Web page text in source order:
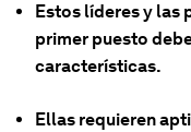
Estos líderes y las
primer puesto
características.
Ellas requieren